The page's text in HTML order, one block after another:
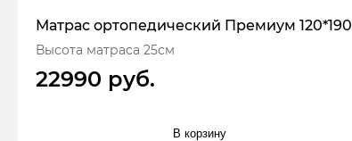
Матрас ортопедический Премиум 120*190
Высота матраса 25см
22990 руб.
В корзину